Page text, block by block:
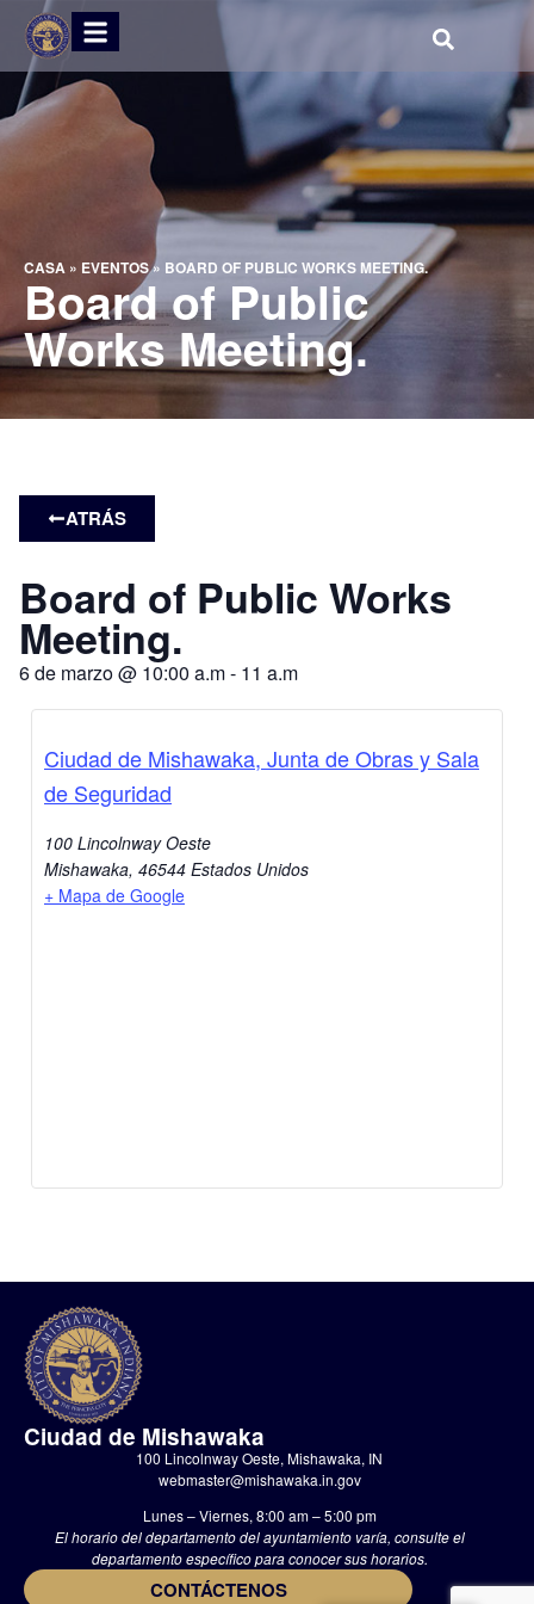
CASA » EVENTOS» BOARD OF PUBLIC WORKS MEETING.
Board of Public
Works Meeting.
ATRÁS
Board of Public Works
Meeting.
6 de marzo@ 10:00 a.m- 11 a.m
Ciudad de Mishawaka, Junta de Obras y Sala
de Seguridad
100 Lincolnway Oeste
Mishawaka, 46544 Estados Unidos
+ Mapa de Google
Ciudad de Mishawaka
100 Lincolnway Oeste, Mishawaka, IN
webmaster@mishawaka.in.gov
Lunes – Viernes, 8:00 am – 5:00 pm
El horario del departamento del ayuntamiento varía, consulte el
departamento específico para conocer sus horarios.
CONTÁCTENOS